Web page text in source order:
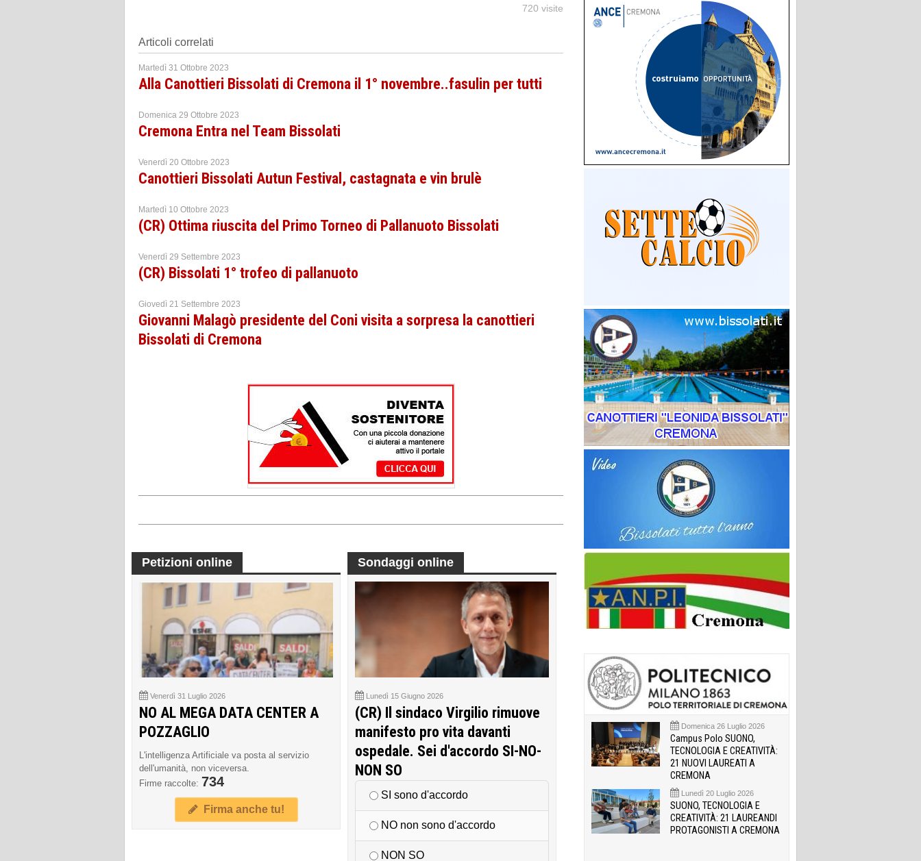
720 visite
Articoli correlati
Martedì 31 Ottobre 2023
Alla Canottieri Bissolati di Cremona il 1° novembre..fasulin per tutti
Domenica 29 Ottobre 2023
Cremona Entra nel Team Bissolati
Venerdì 20 Ottobre 2023
Canottieri Bissolati Autun Festival, castagnata e vin brulè
Martedì 10 Ottobre 2023
(CR) Ottima riuscita del Primo Torneo di Pallanuoto Bissolati
Venerdì 29 Settembre 2023
(CR) Bissolati 1° trofeo di pallanuoto
Giovedì 21 Settembre 2023
Giovanni Malagò presidente del Coni visita a sorpresa la canottieri
Bissolati di Cremona
Petizioni online
Venerdì 31 Luglio 2026
NO AL MEGA DATA CENTER A
POZZAGLIO
L'intelligenza Artificiale va posta al servizio
dell'umanità, non viceversa.
Firme raccolte: 734
Firma anche tu!
Sondaggi online
Lunedì 15 Giugno 2026
(CR) Il sindaco Virgilio rimuove
manifesto pro vita davanti
ospedale. Sei d'accordo SI-NO-
NON SO
SI sono d'accordo
NO non sono d'accordo
NON SO
Domenica 26 Luglio 2026
Campus Polo SUONO,
TECNOLOGIA E CREATIVITÀ:
21 NUOVI LAUREATI A
CREMONA
Lunedì 20 Luglio 2026
SUONO, TECNOLOGIA E
CREATIVITÀ: 21 LAUREANDI
PROTAGONISTI A CREMONA